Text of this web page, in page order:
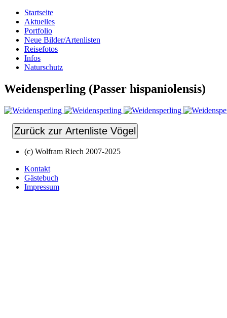
Startseite
Aktuelles
Portfolio
Neue Bilder/Artenlisten
Reisefotos
Infos
Naturschutz
Weidensperling (Passer hispaniolensis)
Zurück zur Artenliste Vögel
(c) Wolfram Riech 2007-2025
Kontakt
Gästebuch
Impressum